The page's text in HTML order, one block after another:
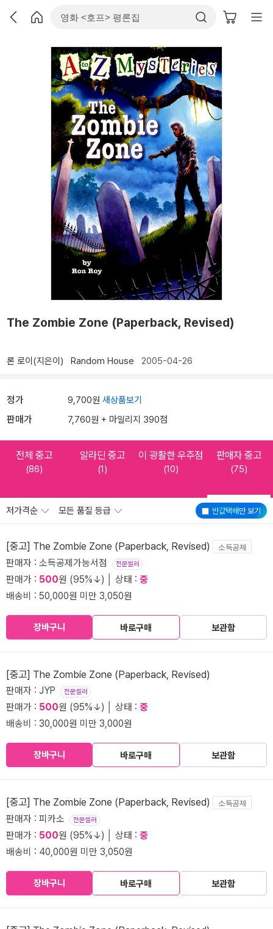
The Zombie Zone (Paperback, Revised)
론 로이(지은이) Random House 2005-04-26
정가 9,700원 새상품보기
판매가 7,760원 + 마일리지 390점
전체 중고
(86)
알라딘 중고
(1)
이 광활한 우주점
(10)
판매자 중고
(75)
반값택배만 보기
저가격순 모든 품질 등급
[중고] The Zombie Zone (Paperback, Revised) 소득공제
판매자 : 소득공제가능서점 전문셀러
판매가 : 500원 (95%↓) │ 상태 : 중
배송비 : 50,000원 미만 3,050원
장바구니 바로구매 보관함
[중고] The Zombie Zone (Paperback, Revised)
판매자 : JYP 전문셀러
판매가 : 500원 (95%↓) │ 상태 : 중
배송비 : 30,000원 미만 3,000원
장바구니 바로구매 보관함
[중고] The Zombie Zone (Paperback, Revised) 소득공제
판매자 : 피카소 전문셀러
판매가 : 500원 (95%↓) │ 상태 : 중
배송비 : 40,000원 미만 3,050원
장바구니 바로구매 보관함